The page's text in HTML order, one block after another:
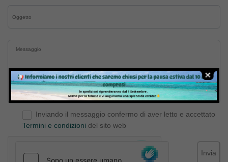
Inviando il messaggio confermo di aver letto e accettato
Termini e condizioni del sito web
Invia